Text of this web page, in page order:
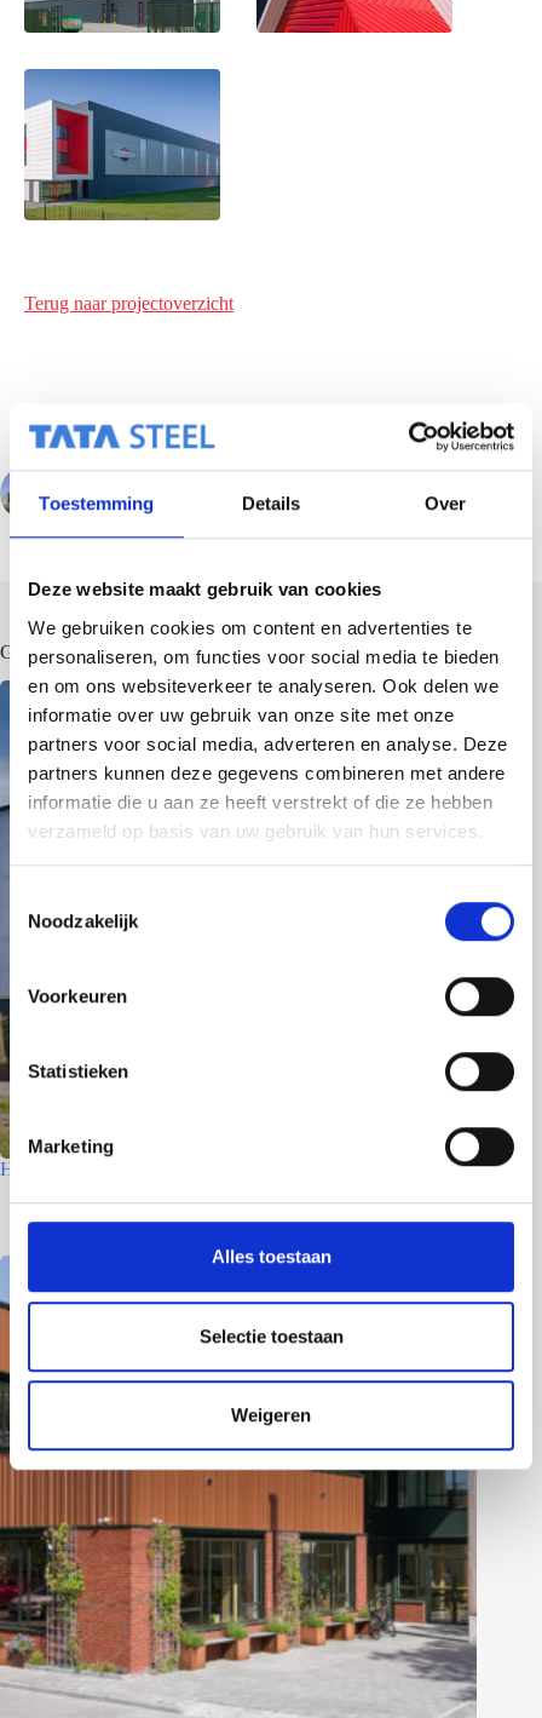
Toestemming Details Over
Deze website maakt gebruik van cookies
We gebruiken cookies om content en advertenties te
personaliseren, om functies voor social media te bieden
en om ons websiteverkeer te analyseren. Ook delen we
informatie over uw gebruik van onze site met onze
partners voor social media, adverteren en analyse. Deze
partners kunnen deze gegevens combineren met andere
informatie die u aan ze heeft verstrekt of die ze hebben
verzameld op basis van uw gebruik van hun services.
m
i
n
l
t
e
Noodzakelijk
Voorkeuren
Statistieken
Marketing
Alles toestaan
Selectie toestaan
Weigeren
Terug naar projectoverzicht
VORIGE
Gerelateerde berichten
Houtfabriek – Utrecht
7 juli 2026